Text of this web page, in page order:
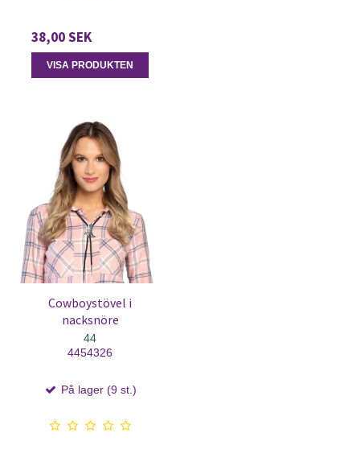
38,00 SEK
VISA PRODUKTEN
Cowboystövel i
nacksnöre
44
4454326
På lager (9 st.)